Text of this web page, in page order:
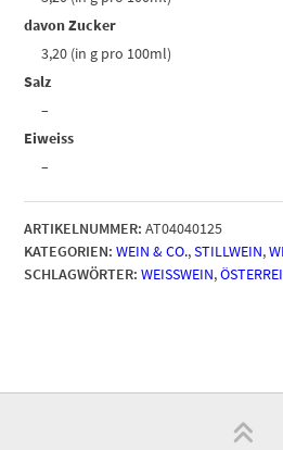
davon Zucker
3,20 (in g pro 100ml)
Salz
–
Eiweiss
–
ARTIKELNUMMER: AT04040125
KATEGORIEN: WEIN & CO.,STILLWEIN,
SCHLAGWÖRTER: WEISSWEIN ,